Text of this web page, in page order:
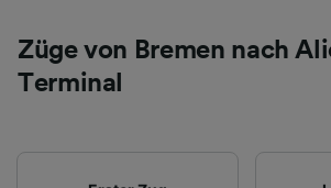
Züge von Bremen nach
Terminal